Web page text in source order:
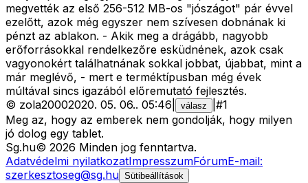
megvették az első 256-512 MB-os "jószágot" pár évvel
ezelőtt, azok még egyszer nem szívesen dobnának ki
pénzt az ablakon. - Akik meg a drágább, nagyobb
erőforrásokkal rendelkezőre esküdnének, azok csak
vagyonokért találhatnának sokkal jobbat, újabbat, mint a
már meglévő, - mert e terméktípusban még évek
múltával sincs igazából előremutató fejlesztés.
© zola20002020. 05. 06.. 05:46 válasz #1
Meg az, hogy az emberek nem gondolják, hogy milyen
jó dolog egy tablet.
Sg.hu© 2026 Minden jog fenntartva.
Adatvédelmi nyilatkozatImpresszumFórumE-mail:
szerkesztoseg@sg.hu Sütibeállítások